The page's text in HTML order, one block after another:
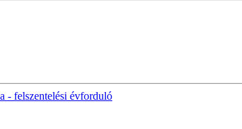
- felszentelési évforduló